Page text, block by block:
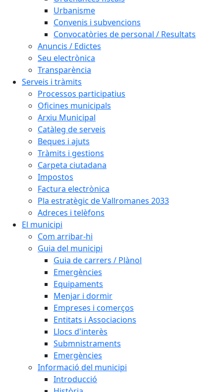
Urbanisme
Convenis i subvencions
Convocatòries de personal / Resultats
Anuncis / Edictes
Seu electrònica
Transparència
Serveis i tràmits
Processos participatius
Oficines municipals
Arxiu Municipal
Catàleg de serveis
Beques i ajuts
Tràmits i gestions
Carpeta ciutadana
Impostos
Factura electrònica
Pla estratègic de Vallromanes 2033
Adreces i telèfons
El municipi
Com arribar-hi
Guia del municipi
Guia de carrers / Plànol
Emergències
Equipaments
Menjar i dormir
Empreses i comerços
Entitats i Associacions
Llocs d'interès
Submnistraments
Emergències
Informació del municipi
Introducció